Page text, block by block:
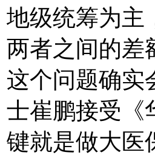
地级统筹为主
两者之间的差
这个问题确实
士崔鹏接受《
键就是做大医